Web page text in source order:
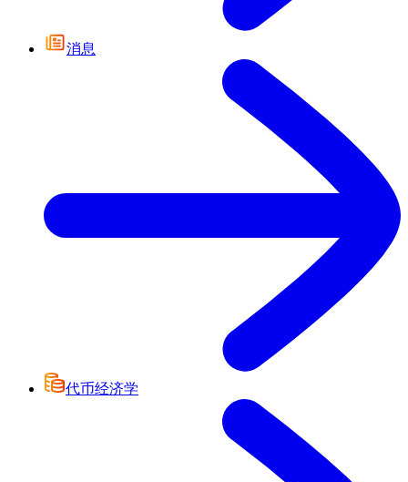
消息
代币经济学